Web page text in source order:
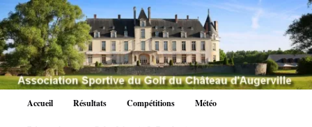
Aller
au
contenu
principal
Accueil Résultats Compétitions Météo